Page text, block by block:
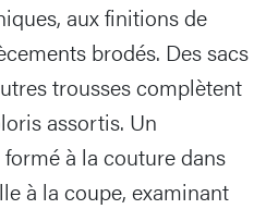
aux finitions de
brodés. Des sacs
trousses complètent
assortis. Un
à la couture dans
à la coupe, examinant